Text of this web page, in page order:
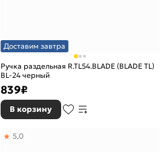
Доставим завтра
Ручка раздельная R.TL54.BLADE (BLADE TL)
BL-24 черный
839₽
В корзину
5,0